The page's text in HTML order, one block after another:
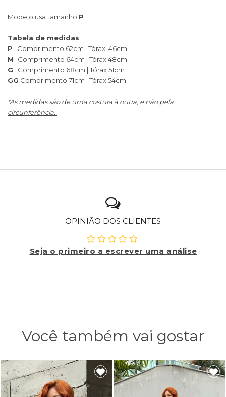
Modelo usa tamanho P
Tabela de medidas
P Comprimento 62cm | Tórax 46cm
M Comprimento 64cm | Tórax 48cm
G Comprimento 68cm | Tórax 51cm
GG Comprimento 71cm | Tórax 54cm
*As medidas são de uma costura à outra, e não pela
circunferência..
OPINIÃO DOS CLIENTES
Seja o primeiro a escrever uma análise
Você também vai gostar